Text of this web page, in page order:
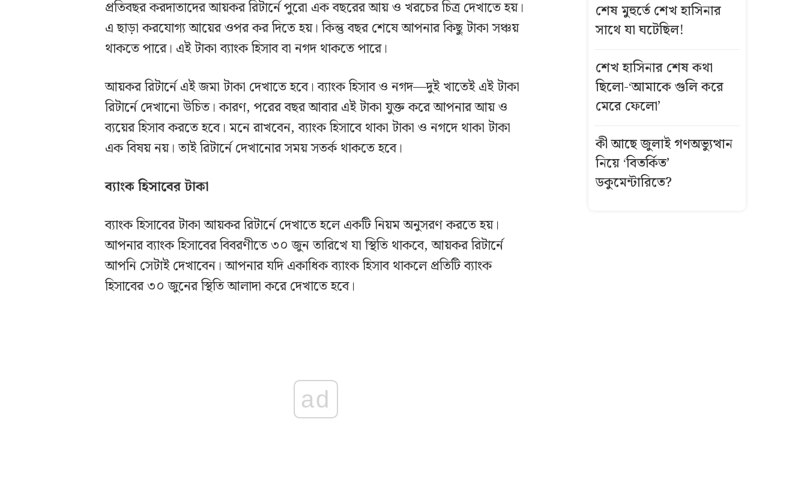
প্রতিবছর করদাতাদের আয়কর রিটার্নে পুরো এক বছরের আয় ও খরচের চিত্র দেখাতে হয়।
এ ছাড়া করযোগ্য আয়ের ওপর কর দিতে হয়। কিন্তু বছর শেষে আপনার কিছু টাকা সঞ্চয়
থাকতে পারে। এই টাকা ব্যাংক হিসাব বা নগদ থাকতে পারে।
আয়কর রিটার্নে এই জমা টাকা দেখাতে হবে। ব্যাংক হিসাব ও নগদ—দুই খাতেই এই টাকা
রিটার্নে দেখানো উচিত। কারণ, পরের বছর আবার এই টাকা যুক্ত করে আপনার আয় ও
ব্যয়ের হিসাব করতে হবে। মনে রাখবেন, ব্যাংক হিসাবে থাকা টাকা ও নগদে থাকা টাকা
এক বিষয় নয়। তাই রিটার্নে দেখানোর সময় সতর্ক থাকতে হবে।
ব্যাংক হিসাবের টাকা
ব্যাংক হিসাবের টাকা আয়কর রিটার্নে দেখাতে হলে একটি নিয়ম অনুসরণ করতে হয়।
আপনার ব্যাংক হিসাবের বিবরণীতে ৩০ জুন তারিখে যা স্থিতি থাকবে, আয়কর রিটার্নে
আপনি সেটাই দেখাবেন। আপনার যদি একাধিক ব্যাংক হিসাব থাকলে প্রতিটি ব্যাংক
হিসাবের ৩০ জুনের স্থিতি আলাদা করে দেখাতে হবে।
ad
গ্যাসক্ষেত্র,
পুনরায় চালুর
এক লাফে
সোনার দাম
টাকা
কিস্তির টাকা
নিয়ে দ্বন্দ্বে
শেষ মুহুর্তে শেখ হাসিনার
সাথে যা ঘটেছিল!
শেখ হাসিনার শেষ কথা
ছিলো-‘আমাকে গুলি করে
মেরে ফেলো’
কী আছে জুলাই গণঅভ্যুত্থান
নিয়ে ‘বিতর্কিত’
ডকুমেন্টারিতে?